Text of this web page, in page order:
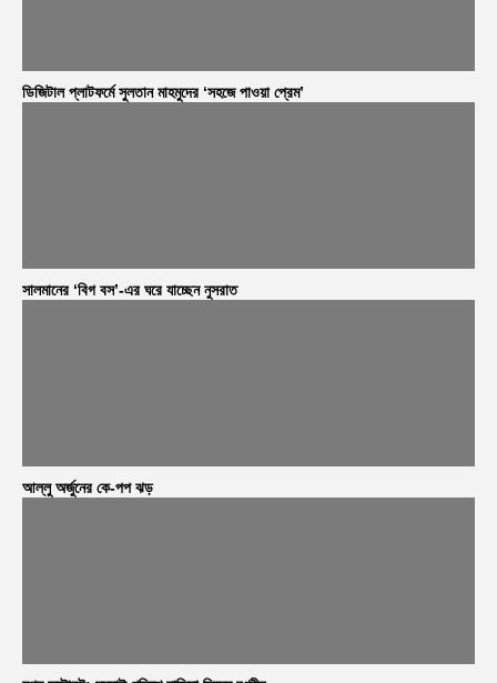
ডিজিটাল প্লাটফর্মে সুলতান মাহমুদের ‘সহজে পাওয়া প্রেম’
সালমানের ‘বিগ বস’-এর ঘরে যাচ্ছেন নুসরাত
আল্লু অর্জুনের কে-পপ ঝড়